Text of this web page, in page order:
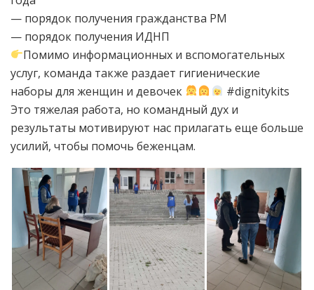
— порядок получения гражданства РМ
— порядок получения ИДНП
Помимо информационных и вспомогательных
услуг, команда также раздает гигиенические
наборы для женщин и девочек
#dignitykits
Это тяжелая работа, но командный дух и
результаты мотивируют нас прилагать еще больше
усилий, чтобы помочь беженцам.